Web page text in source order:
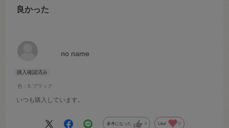
no name
色：9.ブラック
良かった
いつも購入しています。
参考になった 0 Like! 0